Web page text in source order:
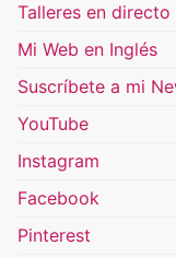
Talleres en
Mi Web en Inglés
Suscríbete a mi
YouTube
Instagram
Facebook
Pinterest